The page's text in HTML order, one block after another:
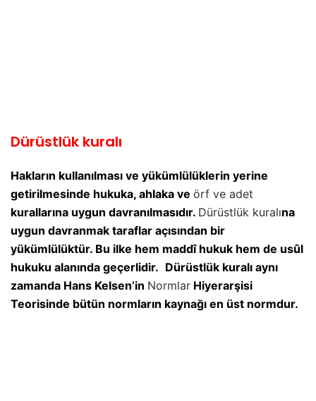
Dürüstlük kuralı
Hakların kullanılması ve yükümlülüklerin yerine
getirilmesinde hukuka, ahlaka ve örf ve adet
kurallarına uygun davranılmasıdır. Dürüstlük kuralına
uygun davranmak taraflar açısından bir
yükümlülüktür. Bu ilke hem maddî hukuk hem de usûl
hukuku alanında geçerlidir. Dürüstlük kuralı aynı
zamanda Hans Kelsen’in Normlar Hiyerarşisi
Teorisinde bütün normların kaynağı en üst normdur.